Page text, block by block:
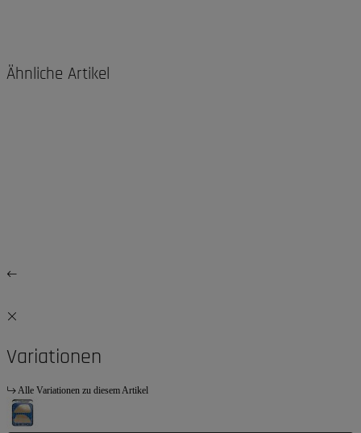
Ähnliche Artikel
Variationen
Alle Variationen zu diesem Artikel